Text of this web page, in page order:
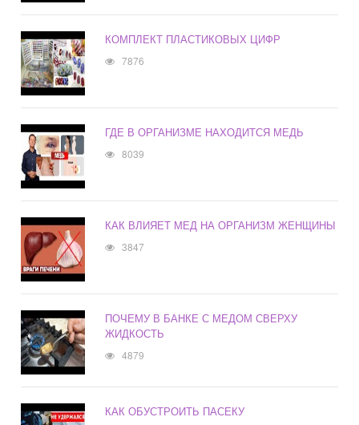
КОМПЛЕКТ ПЛАСТИКОВЫХ ЦИФР
7876
ГДЕ В ОРГАНИЗМЕ НАХОДИТСЯ МЕДЬ
8039
КАК ВЛИЯЕТ МЕД НА ОРГАНИЗМ ЖЕНЩИНЫ
3847
ПОЧЕМУ В БАНКЕ С МЕДОМ СВЕРХУ
ЖИДКОСТЬ
4879
КАК ОБУСТРОИТЬ ПАСЕКУ